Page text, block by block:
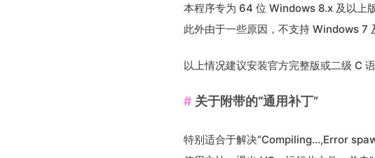
本程序专为 64 位 Windows 8.x 及以上
此外由于一些原因，不支持 Windows 7
以上情况建议安装官方完整版或二级 C
关于附带的“通用补丁”
特别适合于解决“Compiling…,Error